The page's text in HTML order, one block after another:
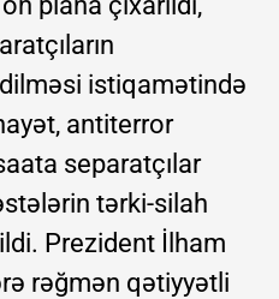
istiqamətində
antiterror
separatçılar
tərki-silah
Prezident İlham
rəğmən qətiyyətli